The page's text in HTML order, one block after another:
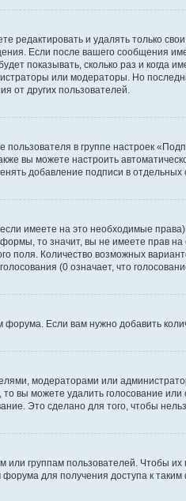
и удалять только
Если после вашего сообщения
показывать, сколько раз и
или модераторы. Но
от других пользователей.
в группе настроек
вы можете настроить
добавление подписи в
имеете на это необходимые
то значит, вы не имеете прав
поля. Количество возможных
(0 означает, что
Если вам нужно добавить
модераторами или
вы можете удалить голосование
Это сделано для того, чтобы
группам пользователей. Чтобы
для получения доступа к